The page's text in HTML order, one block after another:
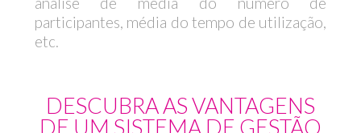
participantes, média do tempo de utilização,
etc.
DESCUBRA AS VANTAGENS
DE UM SISTEMA DE GESTÃO